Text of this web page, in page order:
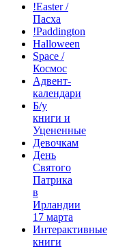
!Easter /
Пасха
!Paddington
Halloween
Space /
Космос
Адвент-
календари
Б/у
книги и
Уцененные
Девочкам
День
Святого
Патрика
в
Ирландии
17 марта
Интерактивные
книги